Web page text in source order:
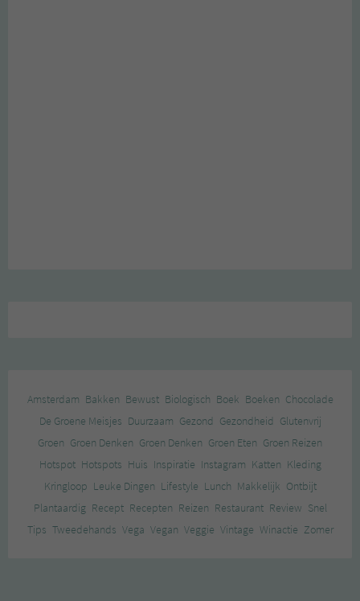
Amsterdam Bakken Bewust Biologisch Boek Boeken Chocolade
De Groene Meisjes Duurzaam Gezond Gezondheid Glutenvrij
Groen Groen Denken Groen Denken Groen Eten Groen Reizen
Hotspot Hotspots Huis Inspiratie Instagram Katten Kleding
Kringloop Leuke Dingen Lifestyle Lunch Makkelijk Ontbijt
Plantaardig Recept Recepten Reizen Restaurant Review Snel
Tips Tweedehands Vega Vegan Veggie Vintage Winactie Zomer